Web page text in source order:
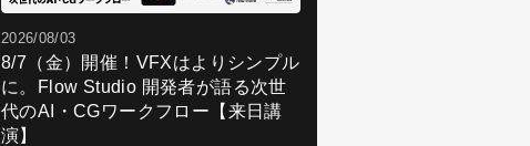
2026/08/03
8/7（金）開催！VFXはよりシンプル
に。Flow Studio 開発者が語る次世
代のAI・CGワークフロー【来日講
演】